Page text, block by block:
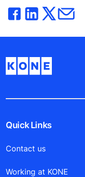
Quick Links
Contact us
Working at KONE